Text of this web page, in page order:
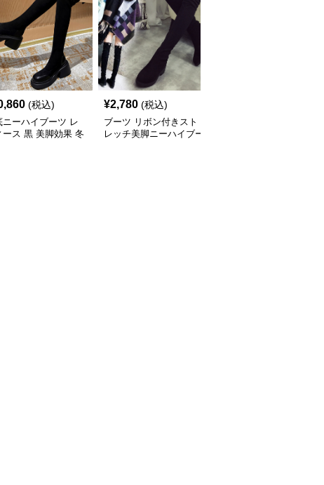
(税込)
ニーハイブーツ レ
ース 黒 美脚効果 冬
¥2,780 (税込)
ブーツ リボン付きスト
レッチ美脚ニーハイブー